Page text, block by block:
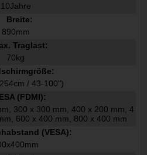
10Jahre
Breite:
890mm
Traglast:
70kg
/ 43-100")
(FDMI):
300 x 300 mm, 400 x 200 mm, 4
600 x 400 mm, 800 x 400 mm
(VESA):